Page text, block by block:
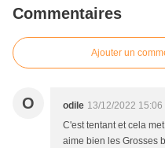
Commentaires
Ajouter un
O odile 13/12/2022 15:06
C'est tentant et cela
aime bien les Grosses